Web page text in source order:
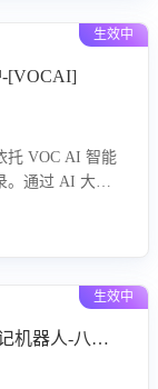
生效中
-[VOCAI]
托 VOC AI 智能
。通过 AI 大模
快速优化快捷
生效中
抖音小店已发货仅退款拦截登记机器人-八爪鱼